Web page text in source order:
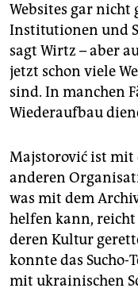
Websites gar nicht
Institutionen und
sagt Wirtz – aber
jetzt schon viele
sind. In manchen
Wiederaufbau
Majstorović ist mit
anderen
was mit dem
helfen kann, reicht
deren Kultur
konnte das
mit ukrainischen